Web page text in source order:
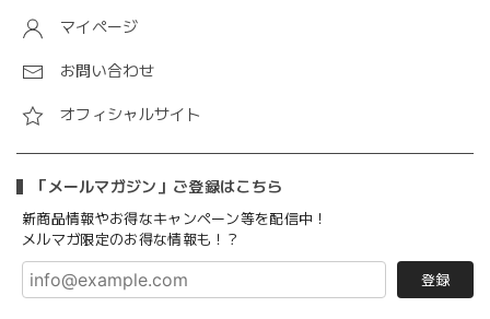
マイページ
お問い合わせ
オフィシャルサイト
「メールマガジン」ご登録はこちら
新商品情報やお得なキャンペーン等を配信中！
メルマガ限定のお得な情報も！？
登録